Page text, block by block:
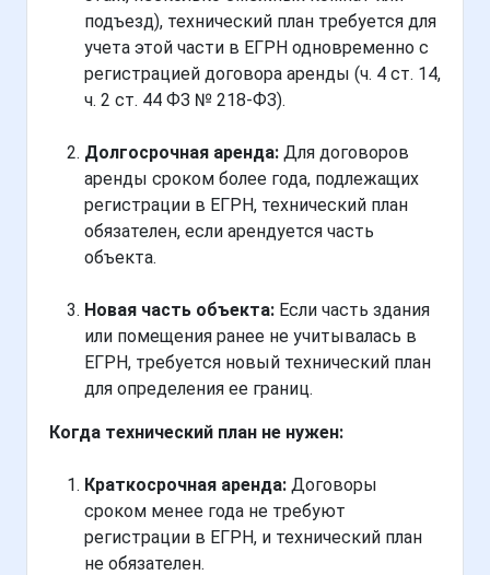
подъезд), технический план требуется для
учета этой части в ЕГРН одновременно с
регистрацией договора аренды (ч. 4 ст. 14,
ч. 2 ст. 44 ФЗ № 218-ФЗ).
Долгосрочная аренда: Для договоров
аренды сроком более года, подлежащих
регистрации в ЕГРН, технический план
обязателен, если арендуется часть
объекта.
Новая часть объекта: Если часть здания
или помещения ранее не учитывалась в
ЕГРН, требуется новый технический план
для определения ее границ.
Когда технический план не нужен:
Краткосрочная аренда: Договоры
сроком менее года не требуют
регистрации в ЕГРН, и технический план
не обязателен.